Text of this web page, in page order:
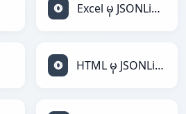
Excel မှ JSONLines
HTML မှ JSONLines